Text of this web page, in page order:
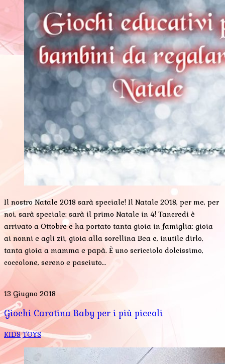
Il nostro Natale 2018 sarà speciale! Il Natale 2018, per me, per
noi, sarà speciale: sarà il primo Natale in 4! Tancredi è
arrivato a Ottobre e ha portato tanta gioia in famiglia: gioia
ai nonni e agli zii, gioia alla sorellina Bea e, inutile dirlo,
tanta gioia a mamma e papà. È uno scricciolo dolcissimo,
coccolone, sereno e pasciuto…
13 Giugno 2018
Giochi Carotina Baby per i più piccoli
KIDS TOYS